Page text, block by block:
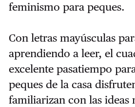
feminismo para peques.
Con letras mayúsculas
aprendiendo a leer, el
excelente pasatiempo
peques de la casa
familiarizan con las ideas